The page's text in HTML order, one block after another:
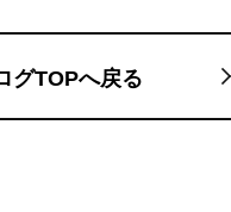
グTOPへ戻る